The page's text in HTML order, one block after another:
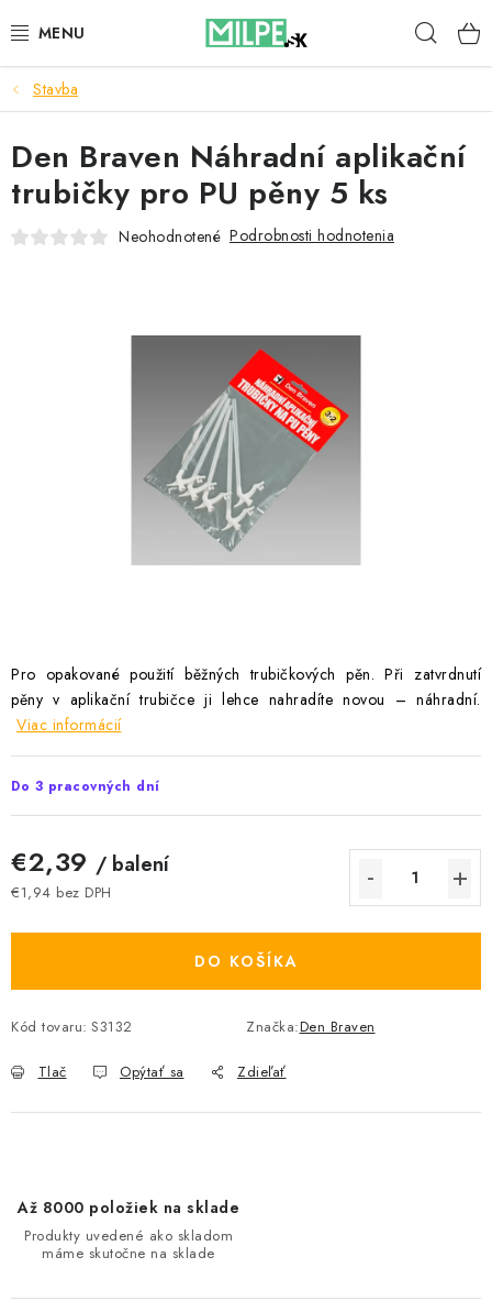
na
STREŠNÉ OKNÁ
PODKROVNÉ SCHODY
DOM A ZÁHRADA
Reklamace a vrácení zboží
Zásady používania súborov cookie
Podmínky ochrany osobních údajů
Stavba
Pro opakované použití běžných trubičkových pěn. Při zatvrdnutí
pěny v aplikační trubičce ji lehce nahradíte novou – náhradní.
Viac informácií
Do 3 pracovných dní
€2,39 / balení
€1,94 bez DPH
DO KOŠÍKA
Kód tovaru: S3132 Značka:Den Braven
Tlač Opýtať sa Zdieľať
Den Braven Náhradní aplikační
trubičky pro PU pěny 5 ks
Neohodnotené Podrobnosti hodnotenia
Až 8000 položiek na sklade
Produkty uvedené ako skladom
máme skutočne na sklade